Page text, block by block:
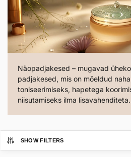
Näopadjakesed – mugavad
padjakesed, mis on mõeldud
toniseerimiseks, hapetega
niisutamiseks ilma lisavahenditeta.
SHOW FILTERS